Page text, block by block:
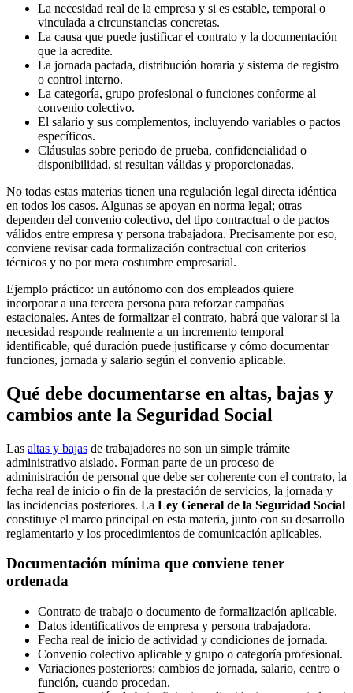
La necesidad real de la empresa y si es estable, temporal o
vinculada a circunstancias concretas.
La causa que puede justificar el contrato y la documentación
que la acredite.
La jornada pactada, distribución horaria y sistema de registro
o control interno.
La categoría, grupo profesional o funciones conforme al
convenio colectivo.
El salario y sus complementos, incluyendo variables o pactos
específicos.
Cláusulas sobre periodo de prueba, confidencialidad o
disponibilidad, si resultan válidas y proporcionadas.
No todas estas materias tienen una regulación legal directa idéntica
en todos los casos. Algunas se apoyan en norma legal; otras
dependen del convenio colectivo, del tipo contractual o de pactos
válidos entre empresa y persona trabajadora. Precisamente por eso,
conviene revisar cada formalización contractual con criterios
técnicos y no por mera costumbre empresarial.
Ejemplo práctico: un autónomo con dos empleados quiere
incorporar a una tercera persona para reforzar campañas
estacionales. Antes de formalizar el contrato, habrá que valorar si la
necesidad responde realmente a un incremento temporal
identificable, qué duración puede justificarse y cómo documentar
funciones, jornada y salario según el convenio aplicable.
Qué debe documentarse en altas, bajas y
cambios ante la Seguridad Social
Las altas y bajas de trabajadores no son un simple trámite
administrativo aislado. Forman parte de un proceso de
administración de personal que debe ser coherente con el contrato, la
fecha real de inicio o fin de la prestación de servicios, la jornada y
las incidencias posteriores. La Ley General de la Seguridad Social
constituye el marco principal en esta materia, junto con su desarrollo
reglamentario y los procedimientos de comunicación aplicables.
Documentación mínima que conviene tener
ordenada
Contrato de trabajo o documento de formalización aplicable.
Datos identificativos de empresa y persona trabajadora.
Fecha real de inicio de actividad y condiciones de jornada.
Convenio colectivo aplicable y grupo o categoría profesional.
Variaciones posteriores: cambios de jornada, salario, centro o
función, cuando procedan.